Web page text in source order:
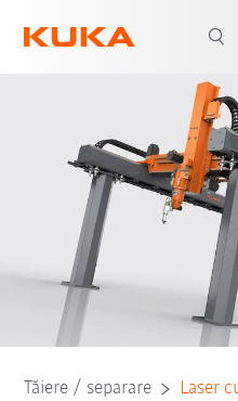
Tăiere / separare Laser